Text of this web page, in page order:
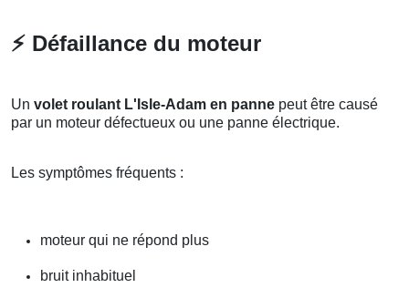
⚡ Défaillance du moteur
Un volet roulant L'Isle-Adam en panne peut être causé
par un moteur défectueux ou une panne électrique.
Les symptômes fréquents :
moteur qui ne répond plus
bruit inhabituel